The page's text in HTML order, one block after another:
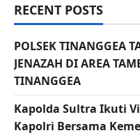
RECENT POSTS
POLSEK TINANGGEA
JENAZAH DI AREA
TINANGGEA
Kapolda Sultra Ikuti
Kapolri Bersama